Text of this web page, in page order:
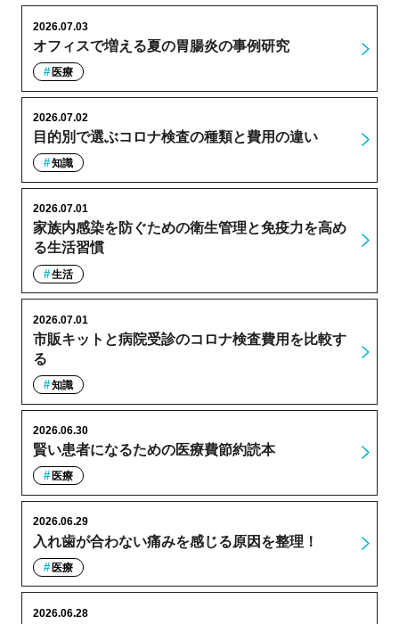
オフィスで増える夏の胃腸炎の事例研究
2026.07.03
医療
目的別で選ぶコロナ検査の種類と費用の違い
2026.07.02
知識
家族内感染を防ぐための衛生管理と免疫力を高め
る生活習慣
2026.07.01
生活
市販キットと病院受診のコロナ検査費用を比較す
る
2026.07.01
知識
賢い患者になるための医療費節約読本
2026.06.30
医療
入れ歯が合わない痛みを感じる原因を整理！
2026.06.29
医療
2026.06.28